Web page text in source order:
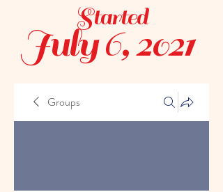
July 6, 2021
Started
Groups